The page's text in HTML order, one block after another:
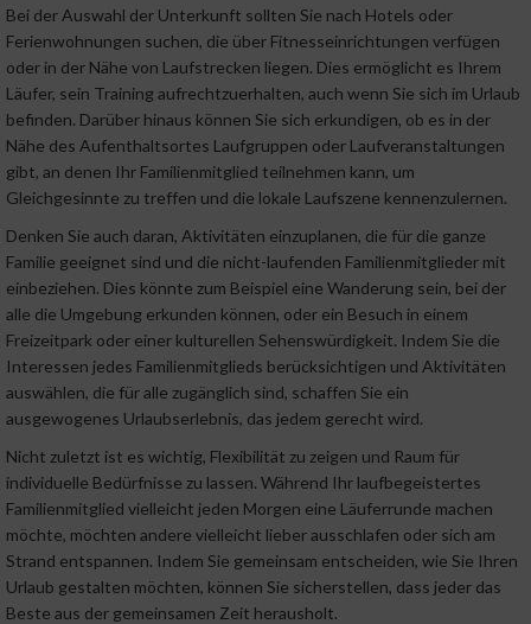
Bei der Auswahl der Unterkunft sollten Sie nach Hotels oder
Ferienwohnungen suchen, die über Fitnesseinrichtungen verfügen
oder in der Nähe von Laufstrecken liegen. Dies ermöglicht es Ihrem
Läufer, sein Training aufrechtzuerhalten, auch wenn Sie sich im Urlaub
befinden. Darüber hinaus können Sie sich erkundigen, ob es in der
Nähe des Aufenthaltsortes Laufgruppen oder Laufveranstaltungen
gibt, an denen Ihr Familienmitglied teilnehmen kann, um
Gleichgesinnte zu treffen und die lokale Laufszene kennenzulernen.
Denken Sie auch daran, Aktivitäten einzuplanen, die für die ganze
Familie geeignet sind und die nicht-laufenden Familienmitglieder mit
einbeziehen. Dies könnte zum Beispiel eine Wanderung sein, bei der
alle die Umgebung erkunden können, oder ein Besuch in einem
Freizeitpark oder einer kulturellen Sehenswürdigkeit. Indem Sie die
Interessen jedes Familienmitglieds berücksichtigen und Aktivitäten
auswählen, die für alle zugänglich sind, schaffen Sie ein
ausgewogenes Urlaubserlebnis, das jedem gerecht wird.
Nicht zuletzt ist es wichtig, Flexibilität zu zeigen und Raum für
individuelle Bedürfnisse zu lassen. Während Ihr laufbegeistertes
Familienmitglied vielleicht jeden Morgen eine Läuferrunde machen
möchte, möchten andere vielleicht lieber ausschlafen oder sich am
Strand entspannen. Indem Sie gemeinsam entscheiden, wie Sie Ihren
Urlaub gestalten möchten, können Sie sicherstellen, dass jeder das
Beste aus der gemeinsamen Zeit herausholt.